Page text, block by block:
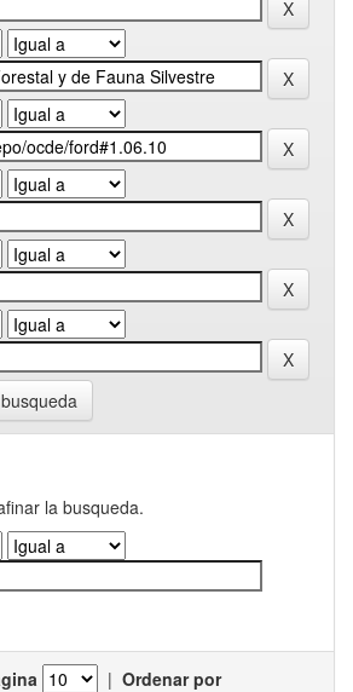
la busqueda.
| Ordenar por